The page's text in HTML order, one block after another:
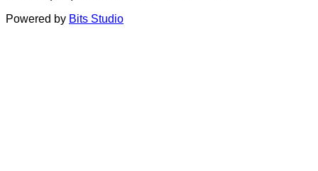
Powered by Bits Studio